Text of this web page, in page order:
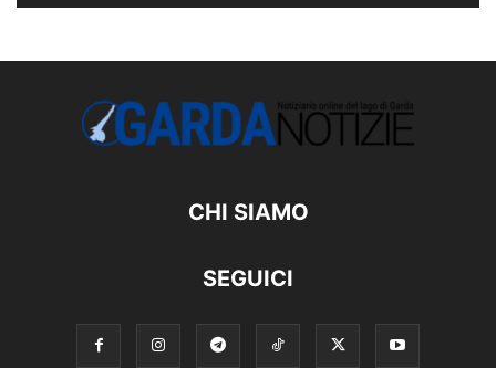
CHI SIAMO
SEGUICI